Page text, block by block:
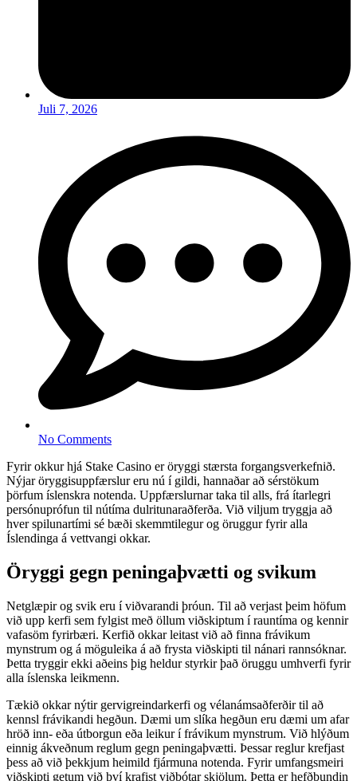
Juli 7, 2026
No Comments
Fyrir okkur hjá Stake Casino er öryggi stærsta forgangsverkefnið.
Nýjar öryggisuppfærslur eru nú í gildi, hannaðar að sérstökum
þörfum íslenskra notenda. Uppfærslurnar taka til alls, frá ítarlegri
persónuprófun til nútíma dulritunaraðferða. Við viljum tryggja að
hver spilunartími sé bæði skemmtilegur og öruggur fyrir alla
Íslendinga á vettvangi okkar.
Öryggi gegn peningaþvætti og svikum
Netglæpir og svik eru í viðvarandi þróun. Til að verjast þeim höfum
við upp kerfi sem fylgist með öllum viðskiptum í rauntíma og kennir
vafasöm fyrirbæri. Kerfið okkar leitast við að finna frávikum
mynstrum og á möguleika á að frysta viðskipti til nánari rannsóknar.
Þetta tryggir ekki aðeins þig heldur styrkir það öruggu umhverfi fyrir
alla íslenska leikmenn.
Tækið okkar nýtir gervigreindarkerfi og vélanámsaðferðir til að
kennsl frávikandi hegðun. Dæmi um slíka hegðun eru dæmi um afar
hröð inn- eða útborgun eða leikur í frávikum mynstrum. Við hlýðum
einnig ákveðnum reglum gegn peningaþvætti. Þessar reglur krefjast
þess að við þekkjum heimild fjármuna notenda. Fyrir umfangsmeiri
viðskipti getum við því krafist viðbótar skjölum. Þetta er hefðbundin